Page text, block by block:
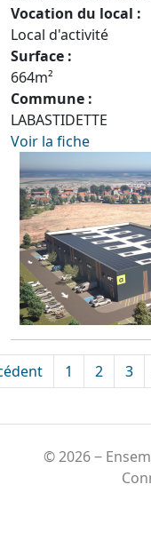
Vocation du local :
Local d'activité
Surface :
664m²
Commune :
LABASTIDETTE
Voir la fiche
1 2 3
© 2026 ‒